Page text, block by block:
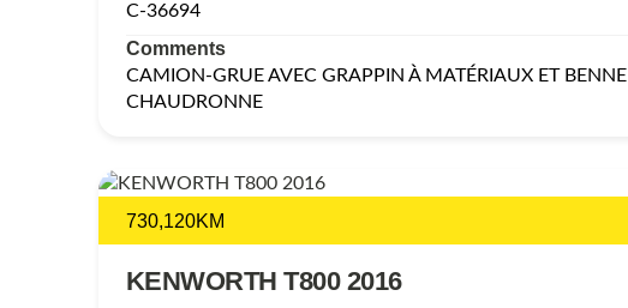
C-36694
Comments
CAMION-GRUE AVEC GRAPPIN À MATÉRIAUX ET BENNE
CHAUDRONNE
730,120KM
KENWORTH T800 2016